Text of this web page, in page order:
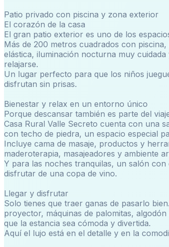
Patio privado con piscina y zona exterior
El corazón de la casa
El gran patio exterior es uno de los
Más de 200 metros cuadrados con
elástica, iluminación nocturna muy
relajarse.
Un lugar perfecto para que los niños
disfrutan sin prisas.
Bienestar y relax en un entorno único
Porque descansar también es parte del
Casa Rural Valle Secreto cuenta con una
con techo de piedra, un espacio especial
Incluye cama de masaje, productos y
maderoterapia, masajeadores y ambiente
Y para las noches tranquilas, un salón
disfrutar de una copa de vino.
Llegar y disfrutar
Solo tienes que traer ganas de pasarlo
proyector, máquinas de palomitas,
que la estancia sea cómoda y divertida.
Aquí el lujo está en el detalle y en la